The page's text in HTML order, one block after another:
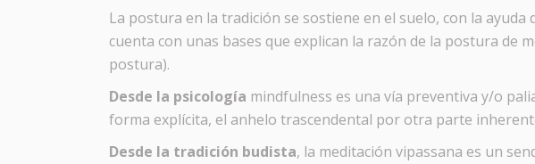
La postura en la tradición se sostiene en el suelo, con la
cuenta con unas bases que explican la razón de la postura de
postura).
Desde la psicología mindfulness es una vía preventiva y/o
forma explícita, el anhelo trascendental por otra parte
Desde la tradición budista, la meditación vipassana es un